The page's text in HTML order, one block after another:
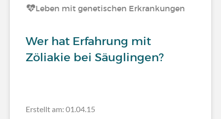
Leben mit genetischen Erkrankungen
Wer hat Erfahrung mit
Zöliakie bei Säuglingen?
Erstellt am: 01.04.15